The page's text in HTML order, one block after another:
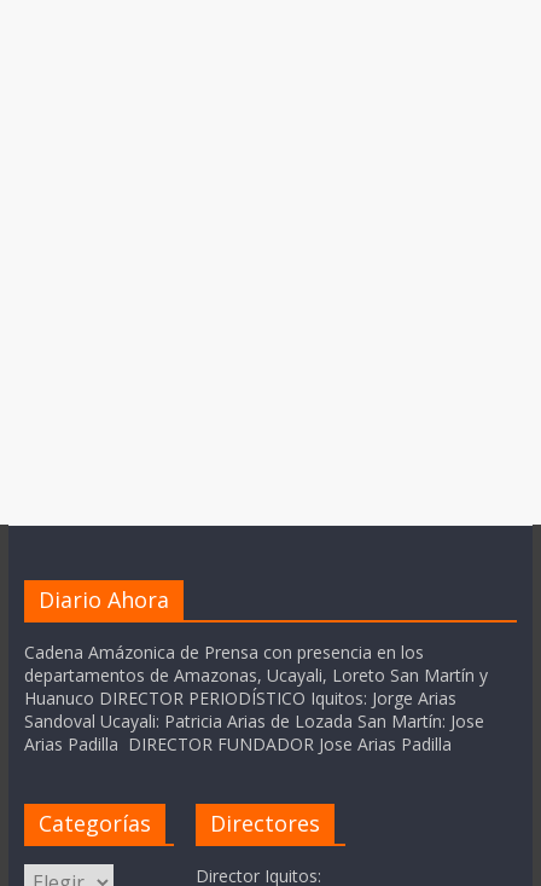
Diario Ahora
Cadena Amázonica de Prensa con presencia en los
departamentos de Amazonas, Ucayali, Loreto San Martín y
Huanuco DIRECTOR PERIODÍSTICO Iquitos: Jorge Arias
Sandoval Ucayali: Patricia Arias de Lozada San Martín: Jose
Arias Padilla DIRECTOR FUNDADOR Jose Arias Padilla
Categorías
Categorías
Directores
Director Iquitos: